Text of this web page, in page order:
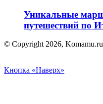
Уникальные
путешествий по
© Copyright 2026, Komamu.ru
Кнопка «Наверх»